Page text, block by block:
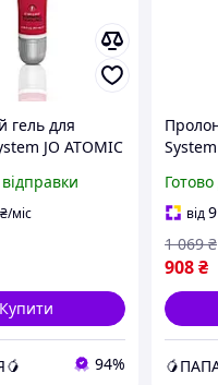
гель для
JO ATOMIC
₴/міс
Купити
94%
від
908₴
1 069 ₴